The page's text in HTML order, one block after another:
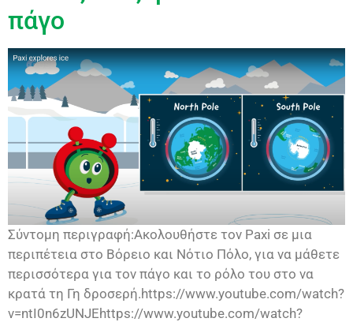
πάγο
Σύντομη περιγραφή:Ακολουθήστε τον Paxi σε μια
περιπέτεια στο Βόρειο και Νότιο Πόλο, για να μάθετε
περισσότερα για τον πάγο και το ρόλο του στο να
κρατά τη Γη δροσερή.https://www.youtube.com/watch?
v=ntI0n6zUNJEhttps://www.youtube.com/watch?